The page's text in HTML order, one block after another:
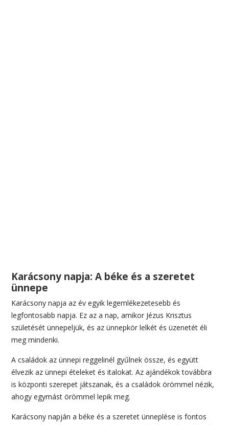
Karácsony napja: A béke és a szeretet
ünnepe
Karácsony napja az év egyik legemlékezetesebb és
legfontosabb napja. Ez az a nap, amikor Jézus Krisztus
születését ünnepeljük, és az ünnepkör lelkét és üzenetét éli
meg mindenki.
A családok az ünnepi reggelinél gyűlnek össze, és együtt
élvezik az ünnepi ételeket és italokat. Az ajándékok továbbra
is központi szerepet játszanak, és a családok örömmel nézik,
ahogy egymást örömmel lepik meg.
Karácsony napján a béke és a szeretet ünneplése is fontos